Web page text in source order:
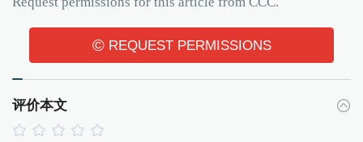
© REQUEST PERMISSIONS
评价本文